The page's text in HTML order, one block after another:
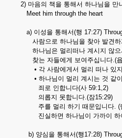
2) 마음의 책을 통해서 하
Meet him through the heart
a) 이성을 통해서(행 17:27)
사람으로 하나님을 찾아 발견하게
하나님은 멀리떠나 계시지 않으
찾는 자들에게 보여주십니다.(욥
• 각 사람에게서 멀리 떠나 있지
• 하나님이 멀리 계시는 것 같이
죄로 인합니다(사 59:1,2)
의롭지 못합니다.(잠15:29)
주를 멀리 하기 때문입니다. (
진실하면 하나님이 가까이 하여
b) 양심을 통해서(행17:28)